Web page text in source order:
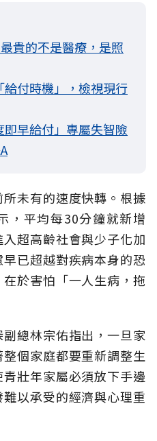
貴的不是醫療，是照
付時機」，檢視現行
早給付」專屬失智險
未有的速度快轉。根據
，平均每30分鐘就新增
超高齡社會與少子化加
已超越對疾病本身的恐
於害怕「一人生病，拖
總林宗佑指出，一旦家
個家庭都要重新調整生
壯年家屬必須放下手邊
以承受的經濟與心理重